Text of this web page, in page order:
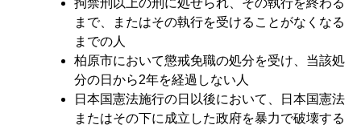
拘禁刑以上の刑に処せられ、その執行を終わる
まで、またはその執行を受けることがなくなる
までの人
柏原市において懲戒免職の処分を受け、当該処
分の日から2年を経過しない人
日本国憲法施行の日以後において、日本国憲法
またはその下に成立した政府を暴力で破壊する